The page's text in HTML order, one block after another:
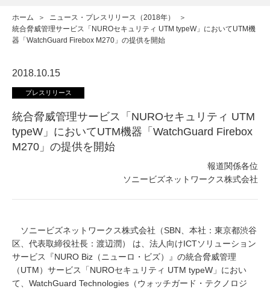
2024年
2022年
重要なお知らせ
ホーム ＞ ニュース・プレスリリース（2018年）
＞
統合脅威管理サービス「NUROセキュリティ UTM typeW」においてUTM機
器「WatchGuard Firebox M270」の提供を開始
2018.10.15
プレスリリース
統合脅威管理サービス「NUROセキュリティ UTM
typeW」においてUTM機器「WatchGuard Firebox
M270」の提供を開始
報道関係各位
ソニービズネットワークス株式会社
ソニービズネットワークス株式会社（SBN、本社：東京都渋谷
区、代表取締役社長：渡辺潤） は、法人向けICTソリューション
サービス『NURO Biz（ニューロ・ビズ）』の統合脅威管理
（UTM）サービス「NUROセキュリティ UTM typeW」におい
て、WatchGuard Technologies（ウォッチガード・テクノロジ